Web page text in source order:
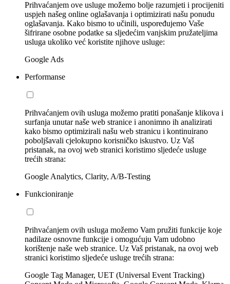
Prihvaćanjem ove usluge možemo bolje razumjeti i procijeniti
uspjeh našeg online oglašavanja i optimizirati našu ponudu
oglašavanja. Kako bismo to učinili, uspoređujemo Vaše
šifrirane osobne podatke sa sljedećim vanjskim pružateljima
usluga ukoliko već koristite njihove usluge:
Google Ads
Performanse
Prihvaćanjem ovih usluga možemo pratiti ponašanje klikova i
surfanja unutar naše web stranice i anonimno ih analizirati
kako bismo optimizirali našu web stranicu i kontinuirano
poboljšavali cjelokupno korisničko iskustvo. Uz Vaš
pristanak, na ovoj web stranici koristimo sljedeće usluge
trećih strana:
Google Analytics, Clarity, A/B-Testing
Funkcioniranje
Prihvaćanjem ovih usluga možemo Vam pružiti funkcije koje
nadilaze osnovne funkcije i omogućuju Vam udobno
korištenje naše web stranice. Uz Vaš pristanak, na ovoj web
stranici koristimo sljedeće usluge trećih strana:
Google Tag Manager, UET (Universal Event Tracking)